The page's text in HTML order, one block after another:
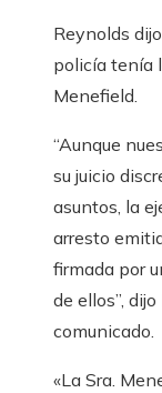
Reynolds
policía tenía
Menefield.
“Aunque
su juicio
asuntos, la
arresto
firmada por
de ellos”,
comunicado.
«La Sra.